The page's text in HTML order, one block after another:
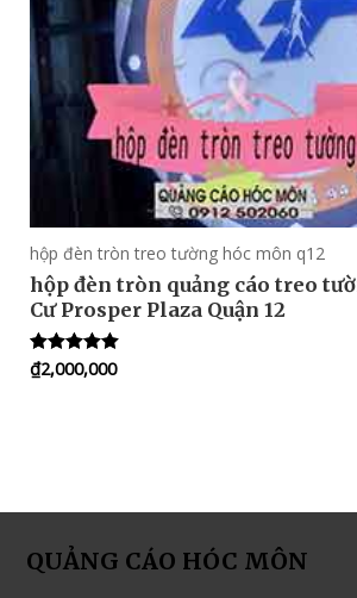
hộp đèn tròn treo tường hóc môn q12
hộp đèn tròn quảng cáo treo
Cư Prosper Plaza Quận 12
Rated
5.00
₫2,000,000
QUẢNG CÁO HÓC MÔN